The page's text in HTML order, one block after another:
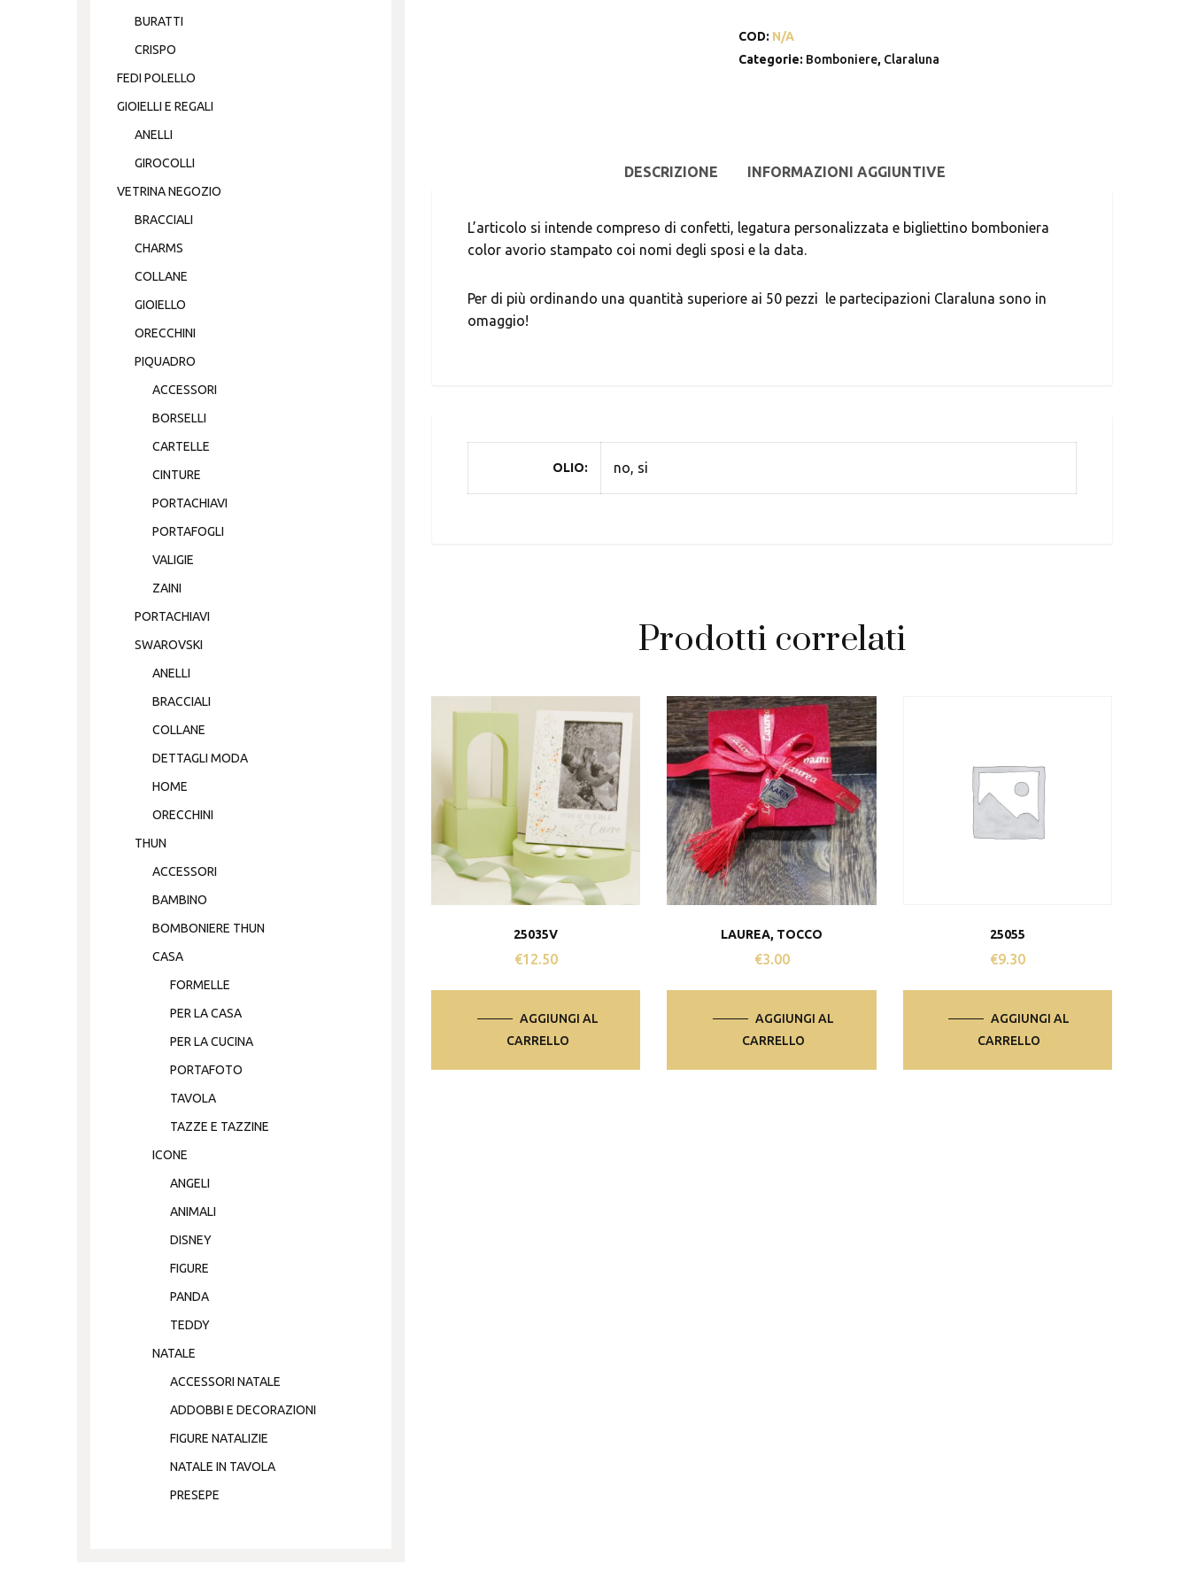
COD: N/A
Categorie: Bomboniere, Claraluna
DESCRIZIONE INFORMAZIONI AGGIUNTIVE
L’articolo si intende compreso di confetti, legatura personalizzata e bigliettino bomboniera
color avorio stampato coi nomi degli sposi e la data.
Per di più ordinando una quantità superiore ai 50 pezzi le partecipazioni Claraluna sono in
omaggio!
OLIO no, si
Prodotti correlati
25035V
€12.50
AGGIUNGI AL
CARRELLO
LAUREA, TOCCO
€3.00
AGGIUNGI AL
CARRELLO
25055
€9.30
AGGIUNGI AL
CARRELLO
BURATTI
CRISPO
FEDI POLELLO
GIOIELLI E REGALI
ANELLI
GIROCOLLI
VETRINA NEGOZIO
BRACCIALI
CHARMS
COLLANE
GIOIELLO
ORECCHINI
PIQUADRO
ACCESSORI
BORSELLI
CARTELLE
CINTURE
PORTACHIAVI
PORTAFOGLI
VALIGIE
ZAINI
PORTACHIAVI
SWAROVSKI
ANELLI
BRACCIALI
COLLANE
DETTAGLI MODA
HOME
ORECCHINI
THUN
ACCESSORI
BAMBINO
BOMBONIERE THUN
CASA
FORMELLE
PER LA CASA
PER LA CUCINA
PORTAFOTO
TAVOLA
TAZZE E TAZZINE
ICONE
ANGELI
ANIMALI
DISNEY
FIGURE
PANDA
TEDDY
NATALE
ACCESSORI NATALE
ADDOBBI E DECORAZIONI
FIGURE NATALIZIE
NATALE IN TAVOLA
PRESEPE